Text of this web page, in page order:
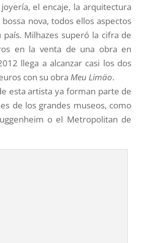
el encaje, la arquitectura
nova, todos ellos aspectos
país. Milhazes superó la cifra de
en la venta de una obra en
llega a alcanzar casi los dos
con su obra Meu Limäo.
esta artista ya forman parte de
de los grandes museos, como
o el Metropolitan de